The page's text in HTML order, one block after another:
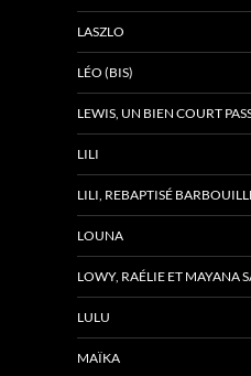
LASZLO
LÉO (BIS)
LEWIS, UN BIEN COURT
LILI
LILI, REBAPTISÉ
LOUNA
LOWY, RAÉLIE ET MAYANA
LULU
MAÏKA